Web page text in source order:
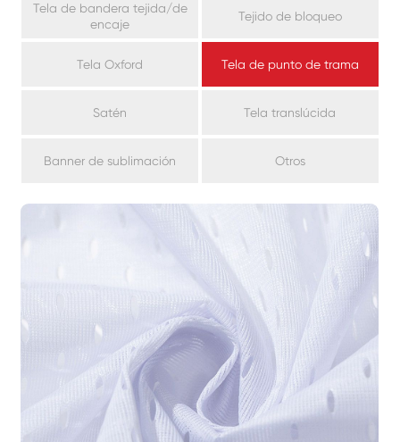
Tela de bandera tejida/de
encaje
Tejido de bloqueo
Tela Oxford Tela de punto de trama
Satén Tela translúcida
Banner de sublimación Otros